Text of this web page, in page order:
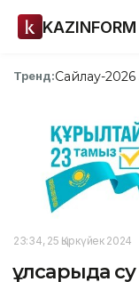
KAZINFORM
Тренд:Сайлау-2026
23:34, 25 Қыркүйек 2024
Құлсарыда